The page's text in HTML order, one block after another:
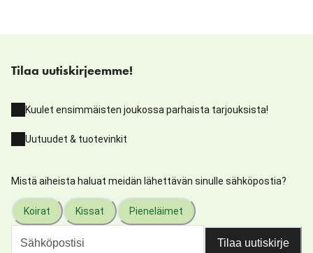
Tilaa uutiskirjeemme!
Kuulet ensimmäisten joukossa parhaista tarjouksista!
Uutuudet & tuotevinkit
Mistä aiheista haluat meidän lähettävän sinulle sähköpostia?
Koirat Kissat Pieneläimet
Tilaa uutiskirje